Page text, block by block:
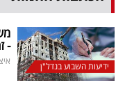
ידיעות השבוע בנדל"ן
-